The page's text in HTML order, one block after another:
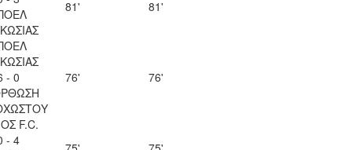
81' 81'
- 0
76' 76'
F.C.
- 4